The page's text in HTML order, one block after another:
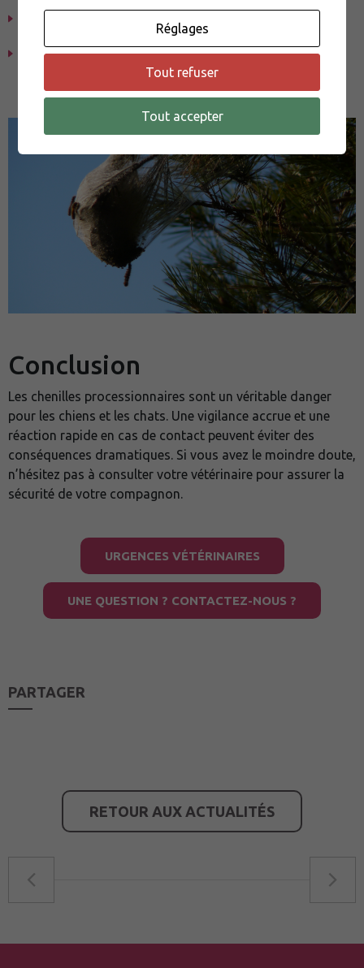
Apprenez à votre chien à ne pas toucher aux objets
lors des balades.
Surveillez les alertes localessur la présence de
chenilles processionnaires.
Conclusion
Les chenilles processionnaires sont un véritable danger
pour les chiens et les chats. Une vigilance accrue et une
réaction rapide en cas de contact peuvent éviter des
conséquences dramatiques. Si vous avez le moindre doute,
n’hésitez pas à consulter votre vétérinaire pour assurer la
sécurité de votre compagnon.
URGENCES VÉTÉRINAIRES
UNE QUESTION ? CONTACTEZ-NOUS ?
PARTAGER
RETOUR AUX ACTUALITÉS
Réglages
Tout refuser
Tout accepter